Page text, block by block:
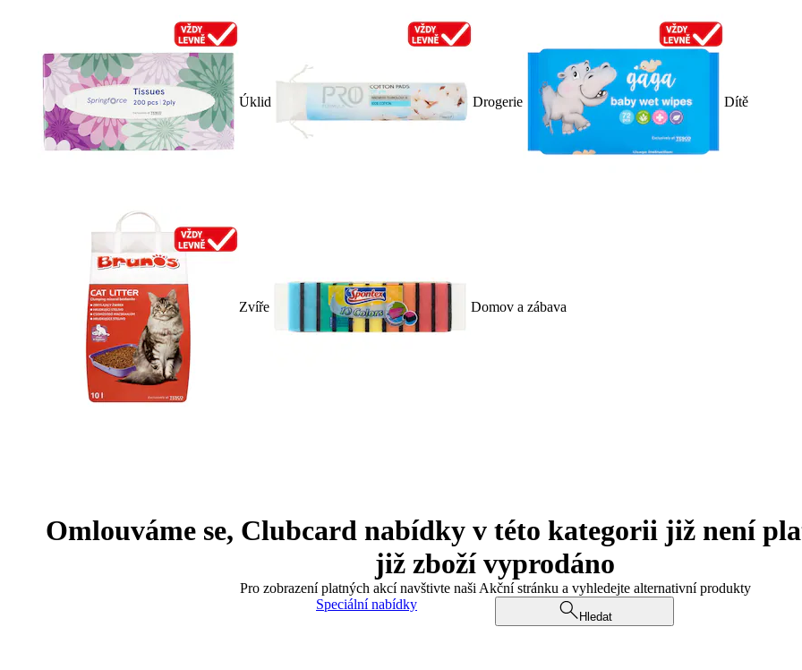
Úklid Drogerie Dítě
Zvíře Domov a zábava
Omlouváme se, Clubcard nabídky v této kategorii již není
již zboží vyprodáno
Pro zobrazení platných akcí navštivte naši Akční stránku a vyhledejte alternativní produkty
Speciální nabídky
Hledat